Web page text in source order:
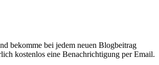
bekomme bei jedem neuen Blogbeitrag
kostenlos eine Benachrichtigung per Email.